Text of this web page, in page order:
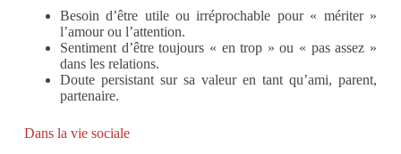
Besoin d’être utile ou irréprochable pour « mériter »
l’amour ou l’attention.
Sentiment d’être toujours « en trop » ou « pas assez »
dans les relations.
Doute persistant sur sa valeur en tant qu’ami, parent,
partenaire.
Dans la vie sociale